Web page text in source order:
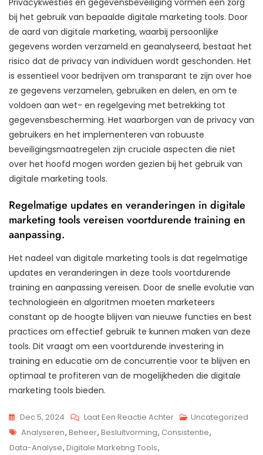
bij het gebruik van bepaalde digitale marketing tools. Door
de aard van digitale marketing, waarbij persoonlijke
gegevens worden verzameld en geanalyseerd, bestaat het
risico dat de privacy van individuen wordt geschonden. Het
is essentieel voor bedrijven om transparant te zijn over hoe
ze gegevens verzamelen, gebruiken en delen, en om te
voldoen aan wet- en regelgeving met betrekking tot
gegevensbescherming. Het waarborgen van de privacy van
gebruikers en het implementeren van robuuste
beveiligingsmaatregelen zijn cruciale aspecten die niet
over het hoofd mogen worden gezien bij het gebruik van
digitale marketing tools.
Regelmatige updates en veranderingen in digitale
marketing tools vereisen voortdurende training en
aanpassing.
Het nadeel van digitale marketing tools is dat regelmatige
updates en veranderingen in deze tools voortdurende
training en aanpassing vereisen. Door de snelle evolutie van
technologieën en algoritmen moeten marketeers
constant op de hoogte blijven van nieuwe functies en best
practices om effectief gebruik te kunnen maken van deze
tools. Dit vraagt om een voortdurende investering in
training en educatie om de concurrentie voor te blijven en
optimaal te profiteren van de mogelijkheden die digitale
marketing tools bieden.
Dec 5, 2024 Laat Een Reactie AchterOp
Ontdek
Uncategorized
Tags
Analyseren, Beheer, Besluitvorming, Consistentie,
Data-Analyse, Digitale Marketing Tools,